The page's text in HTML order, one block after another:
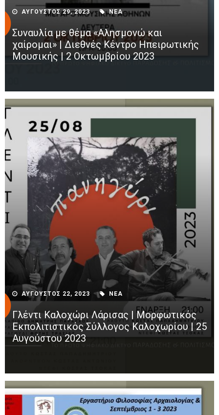
ΑΥΓΟΥΣΤΟΣ 29, 2023 ΝΕΑ
Συναυλία με θέμα «Αλησμονώ και
χαίρομαι» | Διεθνές Κέντρο Ηπειρωτικής
Μουσικής | 2 Οκτωμβρίου 2023
ΑΥΓΟΥΣΤΟΣ 22, 2023 ΝΕΑ
Γλέντι Καλοχώρι Λάρισας | Μορφωτικός
Εκπολιτιστικός Σύλλογος Καλοχωρίου | 25
Αυγούστου 2023